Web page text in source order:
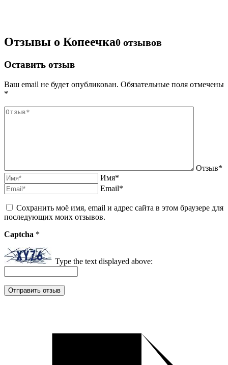
Отзывы о Копеечка0 отзывов
Оставить отзыв
Ваш email не будет опубликован. Обязательные поля отмечены
*
Отзыв*
Имя*
Email*
Сохранить моё имя, email и адрес сайта в этом браузере для
последующих моих отзывов.
Captcha *
Type the text displayed above: